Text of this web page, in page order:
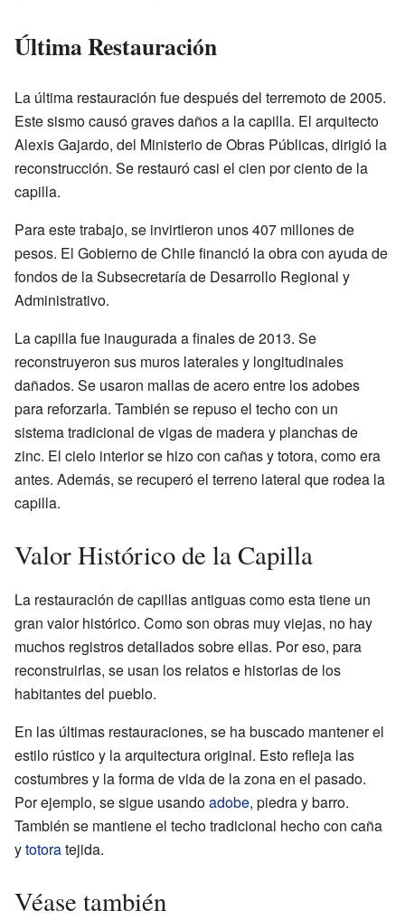
Última Restauración
La última restauración fue después del terremoto de 2005.
Este sismo causó graves daños a la capilla. El arquitecto
Alexis Gajardo, del Ministerio de Obras Públicas, dirigió la
reconstrucción. Se restauró casi el cien por ciento de la
capilla.
Para este trabajo, se invirtieron unos 407 millones de
pesos. El Gobierno de Chile financió la obra con ayuda de
fondos de la Subsecretaría de Desarrollo Regional y
Administrativo.
La capilla fue inaugurada a finales de 2013. Se
reconstruyeron sus muros laterales y longitudinales
dañados. Se usaron mallas de acero entre los adobes
para reforzarla. También se repuso el techo con un
sistema tradicional de vigas de madera y planchas de
zinc. El cielo interior se hizo con cañas y totora, como era
antes. Además, se recuperó el terreno lateral que rodea la
capilla.
Valor Histórico de la Capilla
La restauración de capillas antiguas como esta tiene un
gran valor histórico. Como son obras muy viejas, no hay
muchos registros detallados sobre ellas. Por eso, para
reconstruirlas, se usan los relatos e historias de los
habitantes del pueblo.
En las últimas restauraciones, se ha buscado mantener el
estilo rústico y la arquitectura original. Esto refleja las
costumbres y la forma de vida de la zona en el pasado.
Por ejemplo, se sigue usandoadobe, piedra y barro.
También se mantiene el techo tradicional hecho con caña
ytotoratejida.
Véase también